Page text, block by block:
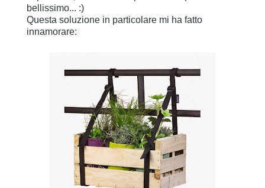
bellissimo... :)
Questa soluzione in particolare mi ha fatto
innamorare: